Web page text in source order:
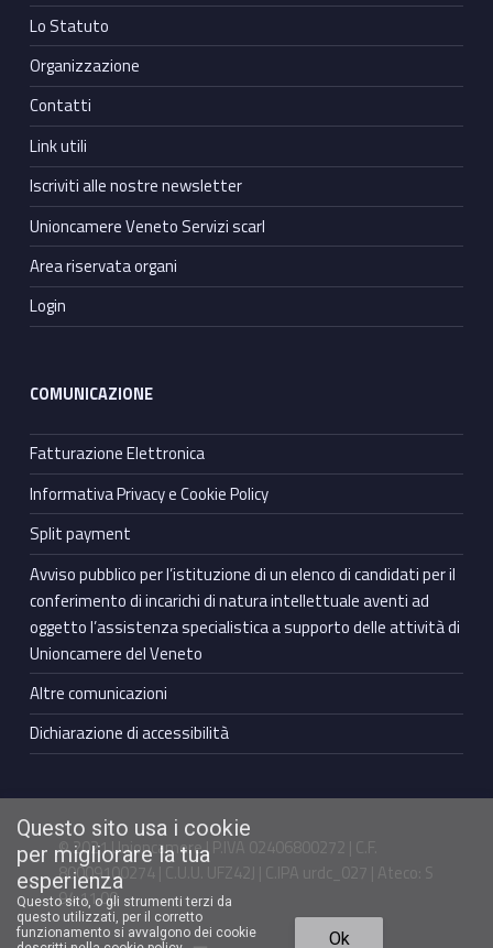
Lo Statuto
Organizzazione
Contatti
Link utili
Iscriviti alle nostre newsletter
Unioncamere Veneto Servizi scarl
Area riservata organi
Login
COMUNICAZIONE
Fatturazione Elettronica
Informativa Privacy e Cookie Policy
Split payment
Avviso pubblico per l’istituzione di un elenco di candidati per il
conferimento di incarichi di natura intellettuale aventi ad
oggetto l’assistenza specialistica a supporto delle attività di
Unioncamere del Veneto
Altre comunicazioni
Dichiarazione di accessibilità
© 2021 Unioncamere | P.IVA 02406800272 | C.F.
80009100274 | C.U.U. UFZ42J | C.IPA urdc_027 | Ateco: S
94.11.00
Torna in cima ↑
Questo sito usa i cookie
per migliorare la tua
esperienza
Questo sito, o gli strumenti terzi da
questo utilizzati, per il corretto
funzionamento si avvalgono dei cookie
Ok